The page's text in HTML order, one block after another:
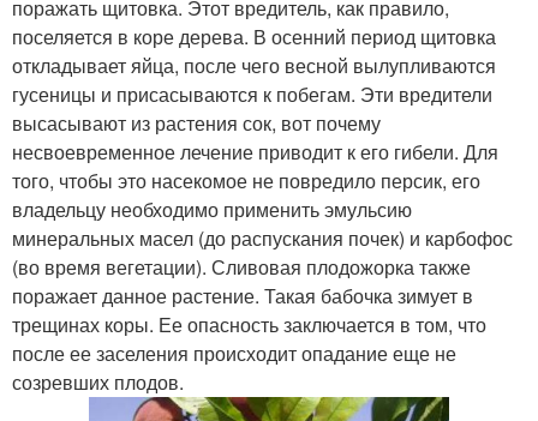
поражать щитовка. Этот вредитель, как правило,
поселяется в коре дерева. В осенний период щитовка
откладывает яйца, после чего весной вылупливаются
гусеницы и присасываются к побегам. Эти вредители
высасывают из растения сок, вот почему
несвоевременное лечение приводит к его гибели. Для
того, чтобы это насекомое не повредило персик, его
владельцу необходимо применить эмульсию
минеральных масел (до распускания почек) и карбофос
(во время вегетации). Сливовая плодожорка также
поражает данное растение. Такая бабочка зимует в
трещинах коры. Ее опасность заключается в том, что
после ее заселения происходит опадание еще не
созревших плодов.